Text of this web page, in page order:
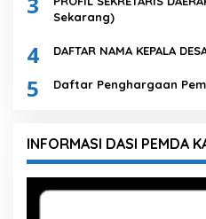
Sekarang)
4 DAFTAR NAMA KEPALA
5 Daftar Penghargaan
INFORMASI DASI PEMDA